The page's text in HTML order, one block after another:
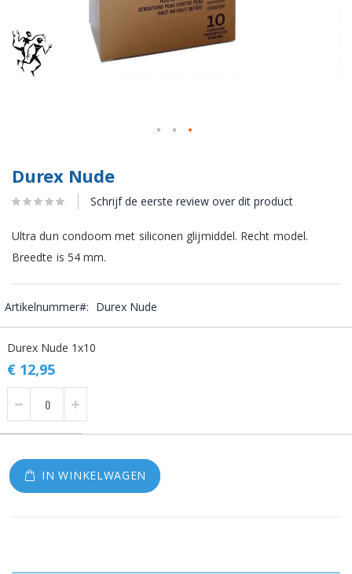
Durex Nude
Schrijf de eerste review over dit product
Ultra dun condoom met siliconen glijmiddel. Recht model.
Breedte is 54 mm.
Artikelnummer Durex Nude
productitems
Durex Nude 1x10
€ 12,95
IN WINKELWAGEN